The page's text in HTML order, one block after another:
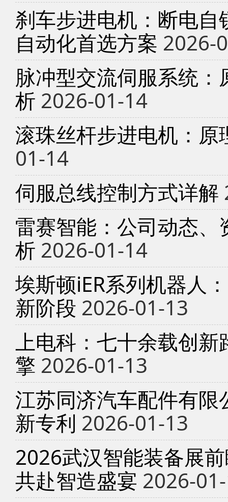
刹车步进电机：断电
自动化首选方案 2026-
脉冲型交流伺服系统
析 2026-01-14
滚珠丝杆步进电机：
01-14
伺服总线控制方式详解
雷赛智能：公司动态
析 2026-01-14
埃斯顿iER系列机器人
新阶段 2026-01-13
上电科：七十余载创
擎 2026-01-13
江苏同济汽车配件有
新专利 2026-01-13
2026武汉智能装备展
共赴智造盛宴 2026-